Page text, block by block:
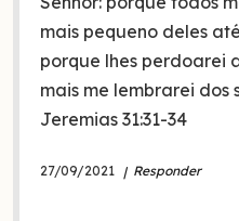
mais pequeno deles
porque lhes perdoarei
mais me lembrarei dos
Jeremias 31:31‭-‬34
27/09/2021 Responder